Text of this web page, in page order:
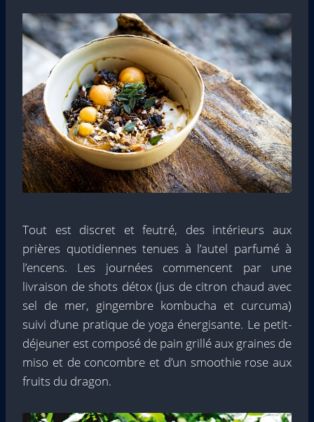
Tout est discret et feutré, des intérieurs aux
prières quotidiennes tenues à l’autel parfumé à
l’encens. Les journées commencent par une
livraison de shots détox (jus de citron chaud avec
sel de mer, gingembre kombucha et curcuma)
suivi d’une pratique de yoga énergisante. Le petit-
déjeuner est composé de pain grillé aux graines de
miso et de concombre et d’un smoothie rose aux
fruits du dragon.